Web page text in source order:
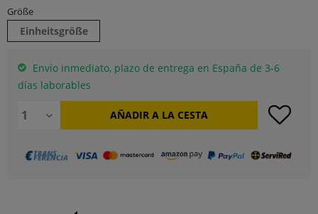
Größe
Einheitsgröße
Envío inmediato, plazo de entrega en España de 3-6
días laborables
AÑADIR A LA CESTA